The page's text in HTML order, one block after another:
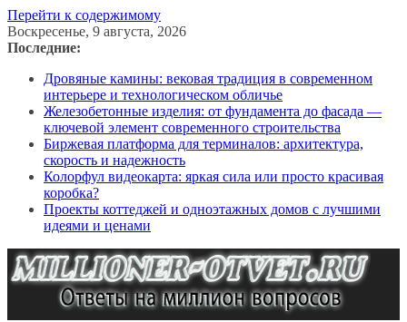
Перейти к содержимому
Воскресенье, 9 августа, 2026
Последние:
Дровяные камины: вековая традиция в современном
интерьере и технологическом обличье
Железобетонные изделия: от фундамента до фасада —
ключевой элемент современного строительства
Биржевая платформа для терминалов: архитектура,
скорость и надежность
Колорфул видеокарта: яркая сила или просто красивая
коробка?
Проекты коттеджей и одноэтажных домов с лучшими
идеями и ценами